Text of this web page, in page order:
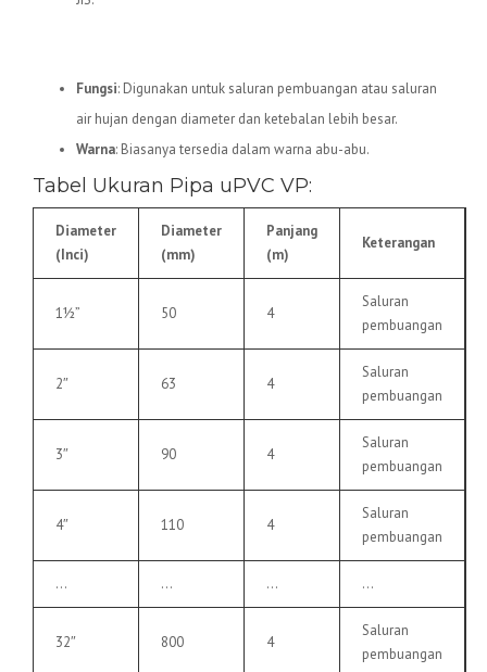
Fungsi: Digunakan untuk saluran pembuangan atau saluran
air hujan dengan diameter dan ketebalan lebih besar.
Warna: Biasanya tersedia dalam warna abu-abu.
Tabel Ukuran Pipa uPVC VP:
Diameter
(Inci)
Diameter
(mm)
Panjang
(m)
Keterangan
1½” 50 4
Saluran
pembuangan
2″ 63 4
Saluran
pembuangan
3″ 90 4
Saluran
pembuangan
4″ 110 4
Saluran
pembuangan
… … … …
32″ 800 4
Saluran
pembuangan